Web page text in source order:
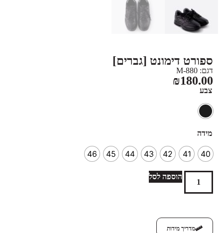
ספורט דימונט [גברים]
דגם: 880-M
₪180.00
צבע
מידה
40
41
42
43
44
45
46
הוספה לסל
מדריך מידות